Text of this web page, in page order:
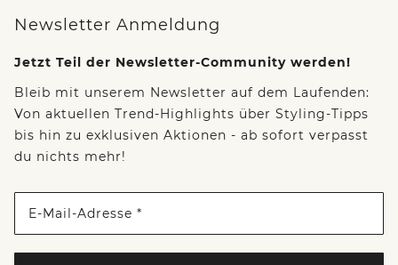
Newsletter Anmeldung
Jetzt Teil der Newsletter-Community werden!
Bleib mit unserem Newsletter auf dem Laufenden:
Von aktuellen Trend-Highlights über Styling-Tipps
bis hin zu exklusiven Aktionen - ab sofort verpasst
du nichts mehr!
E-Mail-Adresse *